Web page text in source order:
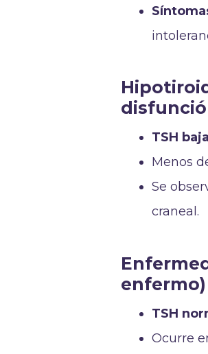
TSH
Menos
Se
craneal.
enfermo)
TSH
Ocurre